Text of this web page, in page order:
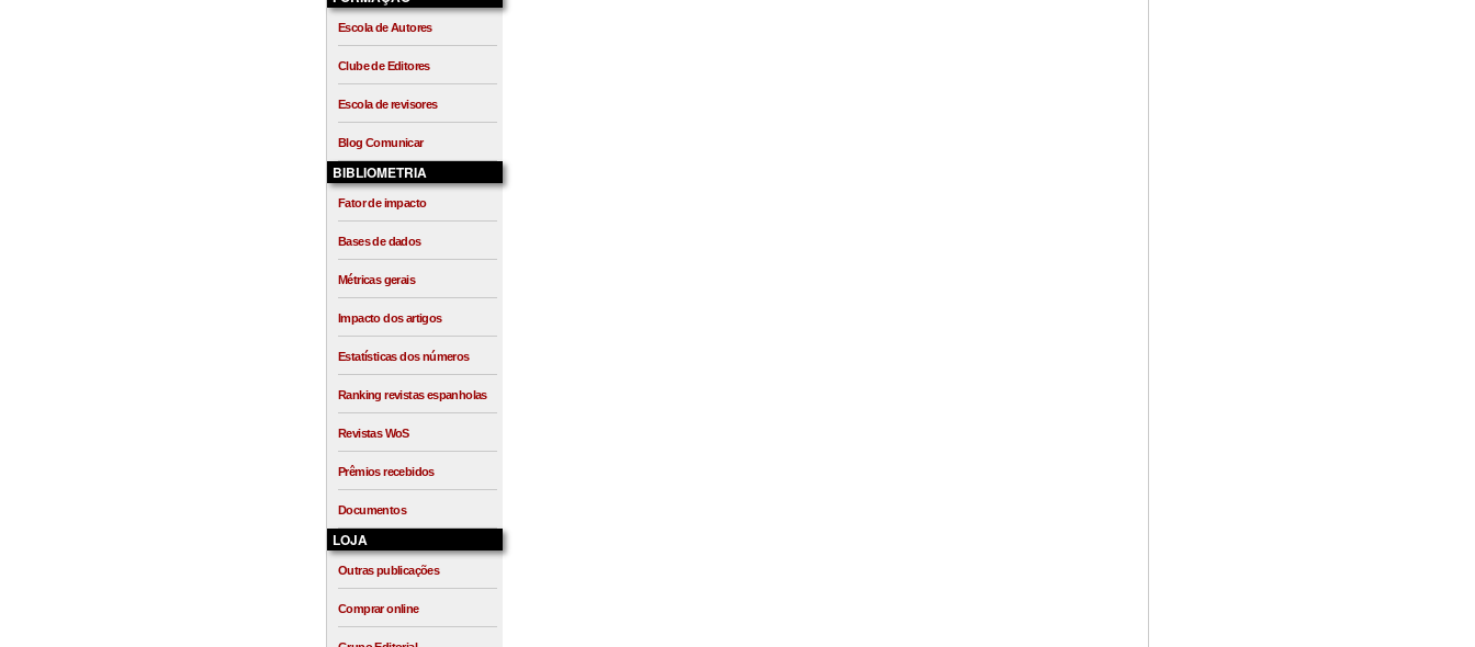
Escola de Autores
Clube de Editores
Escola de revisores
Blog Comunicar
BIBLIOMETRIA
Fator de impacto
Bases de dados
Métricas gerais
Impacto dos artigos
Estatísticas dos números
Ranking revistas espanholas
Revistas WoS
Prêmios recebidos
Documentos
LOJA
Outras publicações
Comprar online